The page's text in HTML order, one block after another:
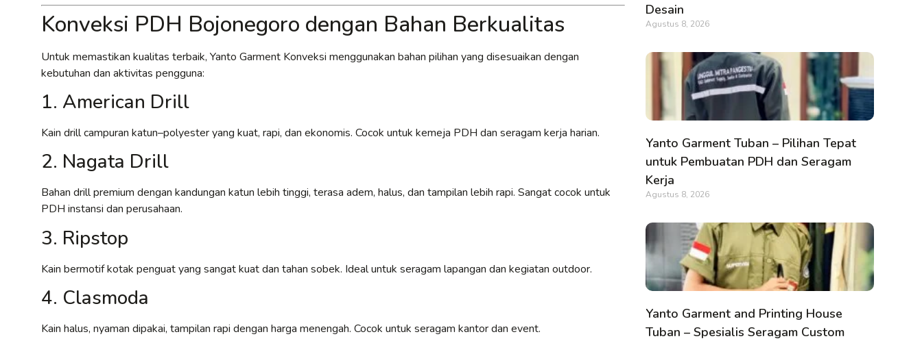
Konveksi PDH Bojonegoro dengan Bahan Berkualitas
Untuk memastikan kualitas terbaik, Yanto Garment Konveksi menggunakan bahan pilihan yang disesuaikan dengan
kebutuhan dan aktivitas pengguna:
1. American Drill
Kain drill campuran katun–polyester yang kuat, rapi, dan ekonomis. Cocok untuk kemeja PDH dan seragam kerja harian.
2. Nagata Drill
Bahan drill premium dengan kandungan katun lebih tinggi, terasa adem, halus, dan tampilan lebih rapi. Sangat cocok untuk
PDH instansi dan perusahaan.
3. Ripstop
Kain bermotif kotak penguat yang sangat kuat dan tahan sobek. Ideal untuk seragam lapangan dan kegiatan outdoor.
4. Clasmoda
Kain halus, nyaman dipakai, tampilan rapi dengan harga menengah. Cocok untuk seragam kantor dan event.
Desain
Agustus 8, 2026
Yanto Garment Tuban – Pilihan Tepat
untuk Pembuatan PDH dan Seragam
Kerja
Agustus 8, 2026
Yanto Garment and Printing House
Tuban – Spesialis Seragam Custom